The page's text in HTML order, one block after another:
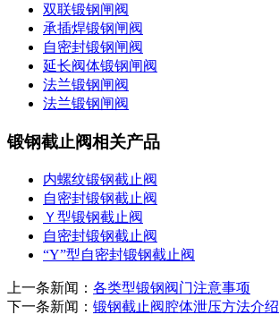
双联锻钢闸阀
承插焊锻钢闸阀
自密封锻钢闸阀
延长阀体锻钢闸阀
法兰锻钢闸阀
法兰锻钢闸阀
锻钢截止阀相关产品
内螺纹锻钢截止阀
自密封锻钢截止阀
Ｙ型锻钢截止阀
自密封锻钢截止阀
“Y”型自密封锻钢截止阀
上一条新闻： 各类型锻钢阀门注意事项
下一条新闻： 锻钢截止阀腔体泄压方法介绍